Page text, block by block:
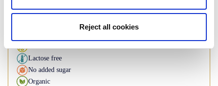
Reject all cookies
Gluten free
Lactose free
No added sugar
Organic